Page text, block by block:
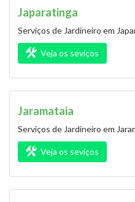
Japaratinga
Serviços de Jardineiro em
Veja os seviços
Jaramataia
Serviços de Jardineiro em
Veja os seviços